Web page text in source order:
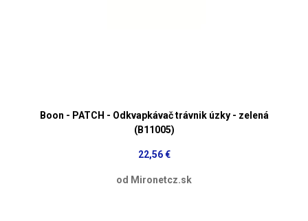
Boon - PATCH - Odkvapkávač trávnik úzky - zelená
(B11005)
22,56 €
od Mironetcz.sk